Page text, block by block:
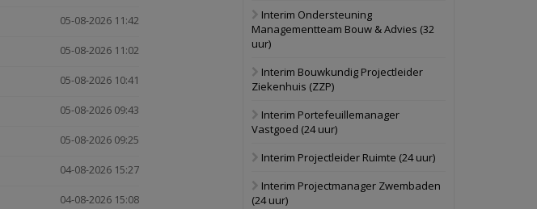
05-08-2026 11:42
05-08-2026 11:02
05-08-2026 10:41
05-08-2026 09:43
05-08-2026 09:25
04-08-2026 15:27
04-08-2026 15:08
17 september 2026
Voormalig
Bekijk
Hilversum
politiebureau
Interim Ondersteuning
Managementteam Bouw & Advies (32
uur)
Interim Bouwkundig Projectleider
Ziekenhuis (ZZP)
Interim Portefeuillemanager
Vastgoed (24 uur)
Interim Projectleider Ruimte (24 uur)
Interim Projectmanager Zwembaden
(24 uur)